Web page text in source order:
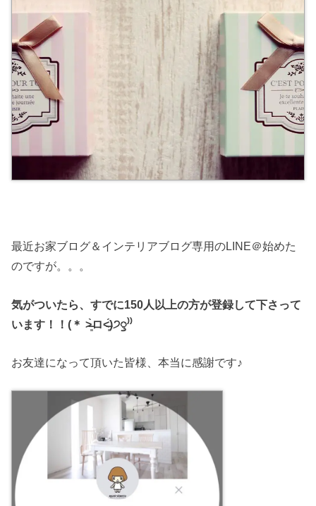
最近お家ブログ＆インテリアブログ専用のLINE＠始めた
のですが。。。
気がついたら、すでに150人以上の方が登録して下さって
います！！(＊ ˃̶͈̀ロ˂̶͈́)੭ꠥ⁾⁾
お友達になって頂いた皆様、本当に感謝です♪